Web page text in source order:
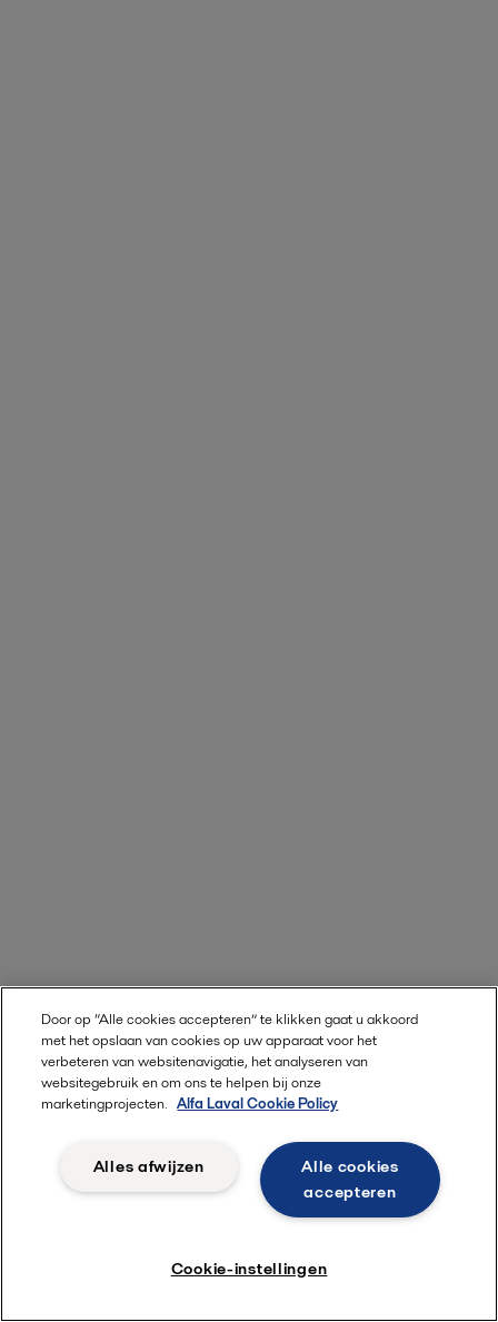
Bespaar water met ThinkTop
Door op “Alle cookies accepteren” te klikken gaat u akkoord
met het opslaan van cookies op uw apparaat voor het
verbeteren van websitenavigatie, het analyseren van
websitegebruik en om ons te helpen bij onze
marketingprojecten. Alfa Laval Cookie Policy
Alle cookies
accepteren
Alles afwijzen
Cookie-instellingen